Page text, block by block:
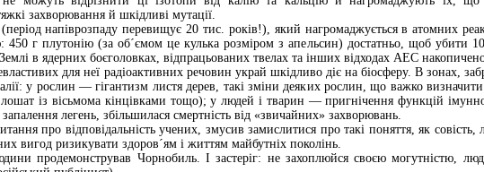
захворювання й шкідливі мутації.
напіврозпаду перевищує 20 тис. років!), який нагромаджується в атомних
450 г плутонію (за об´ємом це кулька розміром з апельсин) достатньо, щоб убити
в ядерних боєголовках, відпрацьованих твелах та інших відходах АЕС накопичено
для неї радіоактивних речовин украй шкідливо діє на біосферу. В зонах,
у рослин — гігантизм листя дерев, такі зміни деяких рослин, що важко
із вісьмома кінцівками тощо); у людей і тварин — пригнічення функцій
легень, збільшилася смертність від «звичайних» захворювань.
про відповідальність учених, змусив замислитися про такі поняття, як
вигод ризикувати здоров´ям і життям майбутніх поколінь.
продемонстрував Чорнобиль. І застеріг: не захоплюйся своєю